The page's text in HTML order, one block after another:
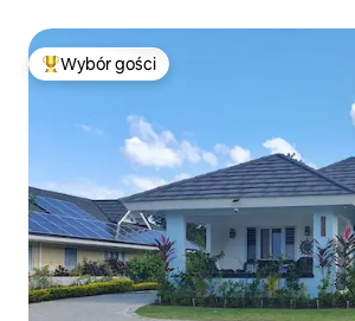
Najpopularniejsze z kategorii Wybór gości
Wybór gości